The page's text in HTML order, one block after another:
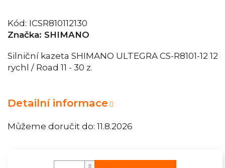
Kód: ICSR810112130
Značka: SHIMANO
Můžeme doručit do: 11.8.2026
Silniční kazeta SHIMANO ULTEGRA CS-R8101-12 12
rychl / Road 11 - 30 z.
Detailní informace